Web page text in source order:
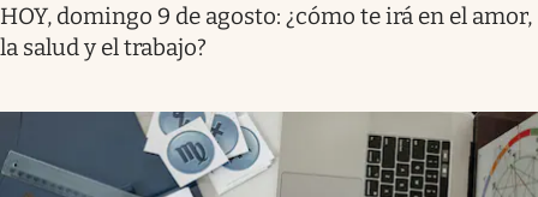
HOY, domingo 9 de agosto: ¿cómo te irá en el amor,
la salud y el trabajo?